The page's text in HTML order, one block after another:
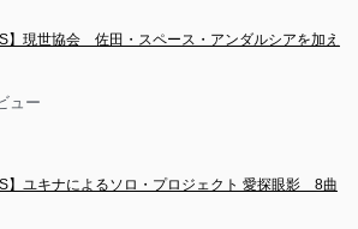
】現世協会　佐田・スペース・アンダルシアを加え
ュー
】ユキナによるソロ・プロジェクト 愛探眼影　8曲